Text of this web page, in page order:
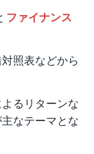
ファイナンス
照表などから
るリターンな
なテーマとな